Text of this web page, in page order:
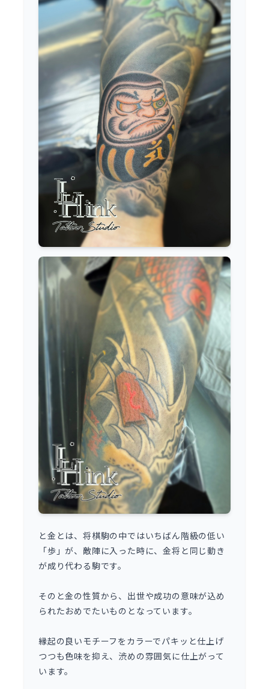
と金とは、将棋駒の中ではいちばん階級の低い
「歩」が、敵陣に入った時に、金将と同じ動き
が成り代わる駒です。
そのと金の性質から、出世や成功の意味が込め
られたおめでたいものとなっています。
縁起の良いモチーフをカラーでパキッと仕上げ
つつも色味を抑え、渋めの雰囲気に仕上がって
います。